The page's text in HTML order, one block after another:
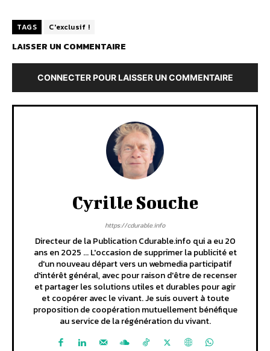
TAGS C'exclusif !
LAISSER UN COMMENTAIRE
CONNECTER POUR LAISSER UN COMMENTAIRE
Cyrille Souche
https://cdurable.info
Directeur de la Publication Cdurable.info qui a eu 20
ans en 2025 ... L'occasion de supprimer la publicité et
d'un nouveau départ vers un webmedia participatif
d'intérêt général, avec pour raison d'être de recenser
et partager les solutions utiles et durables pour agir
et coopérer avec le vivant. Je suis ouvert à toute
proposition de coopération mutuellement bénéfique
au service de la régénération du vivant.